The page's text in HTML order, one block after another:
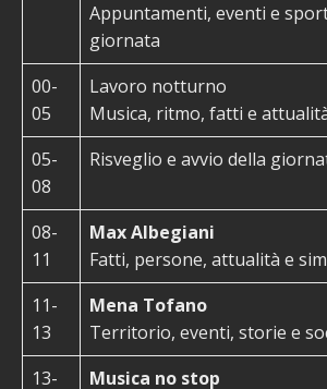
Appuntamenti, eventi e
giornata
00-
05
Lavoro notturno
Musica, ritmo, fatti e
05-
08
Risveglio e avvio della
08-
11
Max Albegiani
Fatti, persone, attualità e
11-
13
Mena Tofano
Territorio, eventi, storie e
13-
Musica no stop